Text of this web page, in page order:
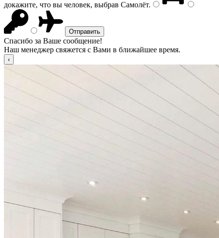
докажите, что вы человек, выбрав Самолёт.
Спасибо за Ваше сообщение!
Наш менеджер свяжется с Вами в ближайшее время.